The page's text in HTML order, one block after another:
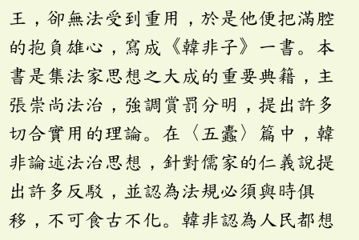
王，卻無法受到重用，於是他便把滿腔
的抱負雄心，寫成《韓非子》一書。本
書是集法家思想之大成的重要典籍，主
張崇尚法治，強調賞罰分明，提出許多
切合實用的理論。在〈五蠹〉篇中，韓
非論述法治思想，針對儒家的仁義說提
出許多反駁，並認為法規必須與時俱
移，不可食古不化。韓非認為人民都想